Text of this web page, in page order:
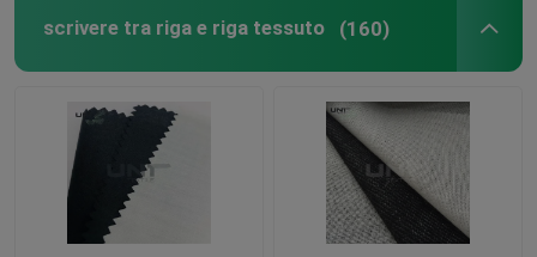
Paraspalle di cucito
rotolo della testa della manica
scrivere tra riga e riga tessuto (160)